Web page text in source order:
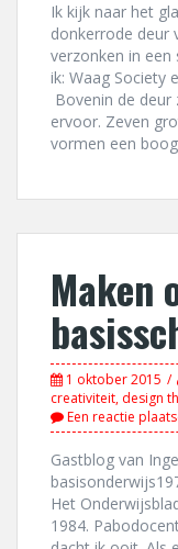
Ik kijk naar het
donkerrode deur
verzonken in
ik: Waag Society
Bovenin de
ervoor. Zeven
vormen een
Maken
1 oktober 2015
creativiteit, design
Een reactie
Gastblog van
Het
1984.